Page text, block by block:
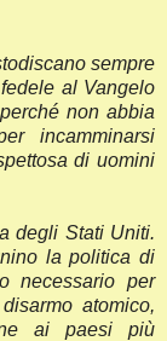
sempre
al Vangelo
non abbia
incamminarsi
di uomini
degli Stati Uniti.
la politica di
necessario per
atomico,
ai paesi più